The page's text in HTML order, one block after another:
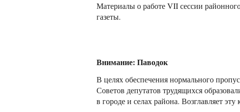
Материалы о работе VII сессии
газеты.
Внимание: Паводок
В целях обеспечения нормального
Советов депутатов трудящихся
в городе и селах района. Возглавляет